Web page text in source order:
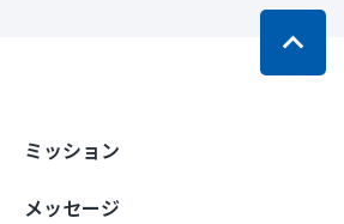
ミッション
メッセージ